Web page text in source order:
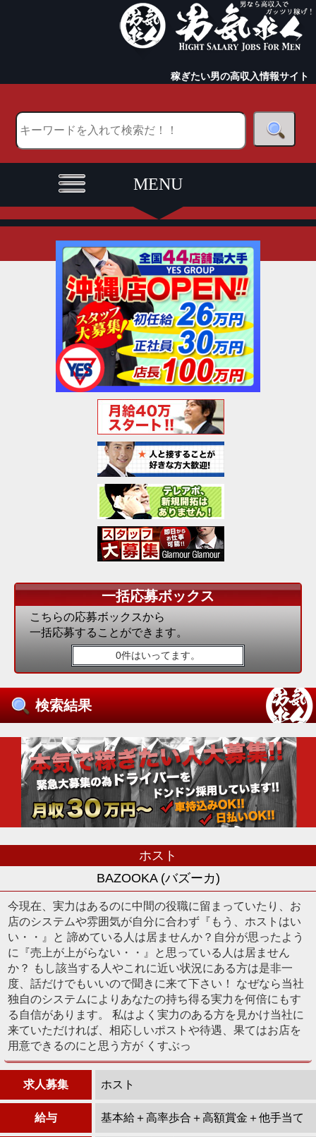
稼ぎたい男の高収入情報サイト
MENU
一括応募ボックス
こちらの応募ボックスから
一括応募することができます。
0件はいってます。
検索結果
ホスト
BAZOOKA (バズーカ)
今現在、実力はあるのに中間の役職に留まっていたり、お
店のシステムや雰囲気が自分に合わず『もう、ホストはい
い・・』と 諦めている人は居ませんか？自分が思ったよう
に『売上が上がらない・・』と思っている人は居ません
か？ もし該当する人やこれに近い状況にある方は是非一
度、話だけでもいいので聞きに来て下さい！ なぜなら当社
独自のシステムによりあなたの持ち得る実力を何倍にもす
る自信があります。 私はよく実力のある方を見かけ当社に
来ていただければ、相応しいポストや待遇、果てはお店を
用意できるのにと思う方が くすぶっ
求人募集 ホスト
給与 基本給＋高率歩合＋高額賞金＋他手当て